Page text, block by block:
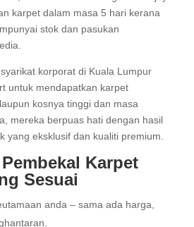
karpet dalam masa 5 hari kerana
stok dan pasukan
korporat di Kuala Lumpur
untuk mendapatkan karpet
kosnya tinggi dan masa
mereka berpuas hati dengan hasil
yang eksklusif dan kualiti premium.
Karpet
Sesuai
anda – sama ada harga,